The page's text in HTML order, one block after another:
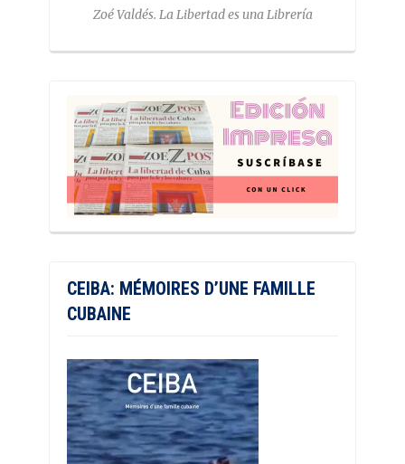
Zoé Valdés. La Libertad es una Librería
CEIBA: MÉMOIRES D’UNE FAMILLE
CUBAINE